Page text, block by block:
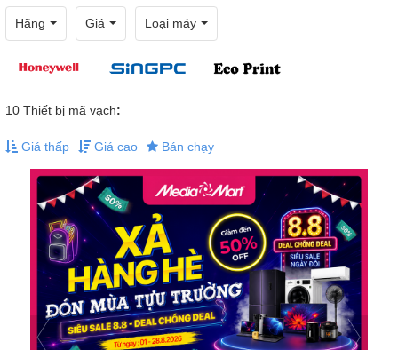
Hãng Giá Loại máy
10 Thiết bị mã vạch:
Giá thấp Giá cao Bán chạy